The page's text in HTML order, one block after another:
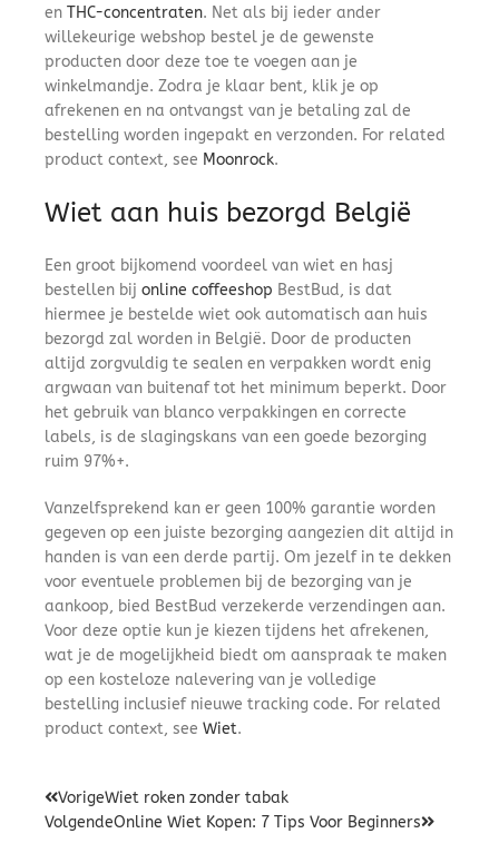
en THC-concentraten. Net als bij ieder ander
willekeurige webshop bestel je de gewenste
producten door deze toe te voegen aan je
winkelmandje. Zodra je klaar bent, klik je op
afrekenen en na ontvangst van je betaling zal de
bestelling worden ingepakt en verzonden. For related
product context, see Moonrock.
Wiet aan huis bezorgd België
Een groot bijkomend voordeel van wiet en hasj
bestellen bij online coffeeshop BestBud, is dat
hiermee je bestelde wiet ook automatisch aan huis
bezorgd zal worden in België. Door de producten
altijd zorgvuldig te sealen en verpakken wordt enig
argwaan van buitenaf tot het minimum beperkt. Door
het gebruik van blanco verpakkingen en correcte
labels, is de slagingskans van een goede bezorging
ruim 97%+.
Vanzelfsprekend kan er geen 100% garantie worden
gegeven op een juiste bezorging aangezien dit altijd in
handen is van een derde partij. Om jezelf in te dekken
voor eventuele problemen bij de bezorging van je
aankoop, bied BestBud verzekerde verzendingen aan.
Voor deze optie kun je kiezen tijdens het afrekenen,
wat je de mogelijkheid biedt om aanspraak te maken
op een kosteloze nalevering van je volledige
bestelling inclusief nieuwe tracking code. For related
product context, see Wiet.
VorigeWiet roken zonder tabak
VolgendeOnline Wiet Kopen: 7 Tips Voor Beginners